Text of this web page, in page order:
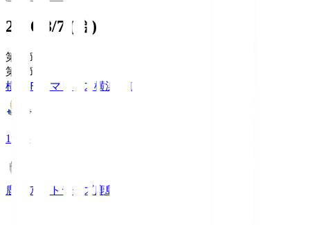
2026/8/7 (金)
第1節
第1節
横浜Ｆ・マリノス横浜FM
19:25
鹿島アントラーズ鹿島